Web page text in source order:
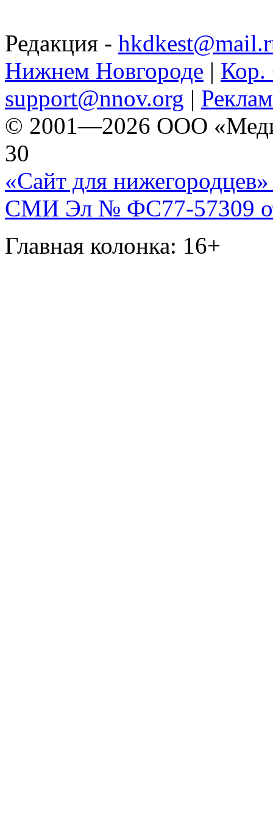
Редакция -
Нижнем Новгороде | Кор.
support@nnov.org |
© 2001—2026 ООО
30
«Сайт для нижегородцев»
СМИ Эл № ФС77-57309
Главная колонка: 16+